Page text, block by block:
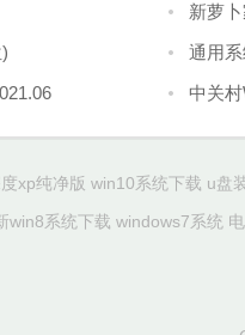
新萝
通用
中关
xp纯净版 win10系统下载 u盘
win8系统下载 windows7系统